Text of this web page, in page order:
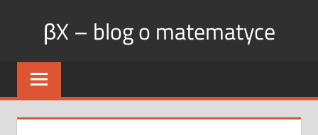
βX – blog o matematyce